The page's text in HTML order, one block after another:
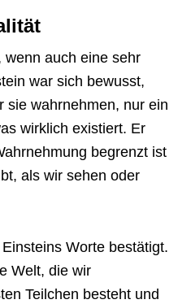
wenn auch eine sehr
war sich bewusst,
sie wahrnehmen, nur ein
wirklich existiert. Er
begrenzt ist
als wir sehen oder
Worte bestätigt.
Welt, die wir
Teilchen besteht und